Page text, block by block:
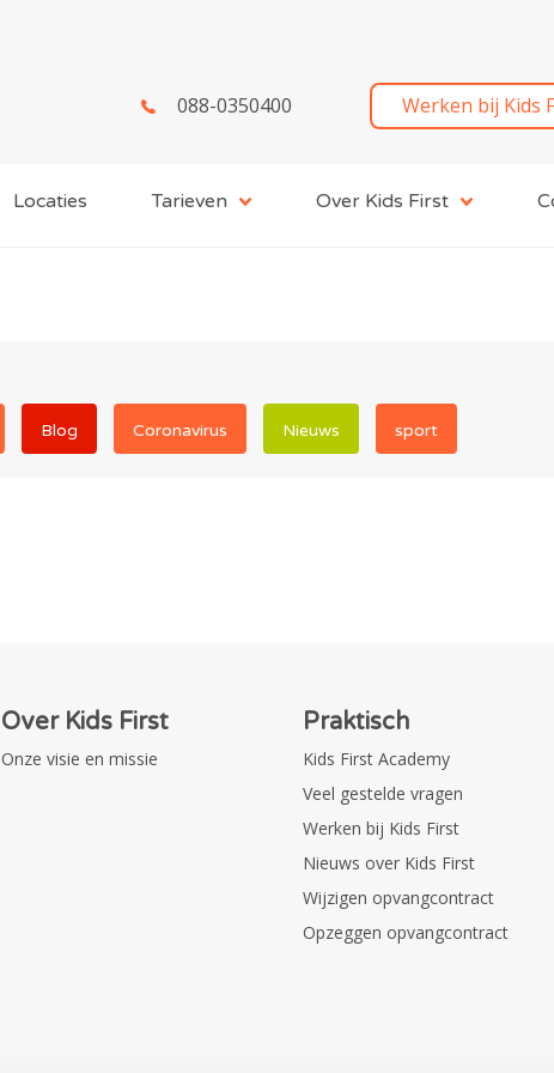
088-0350400 Werken bij Kids
Locaties Tarieven Over Kids First
Blog Coronavirus Nieuws sport
Over Kids First
Onze visie en missie
Praktisch
Kids First Academy
Veel gestelde vragen
Werken bij Kids First
Nieuws over Kids First
Wijzigen opvangcontract
Opzeggen opvangcontract